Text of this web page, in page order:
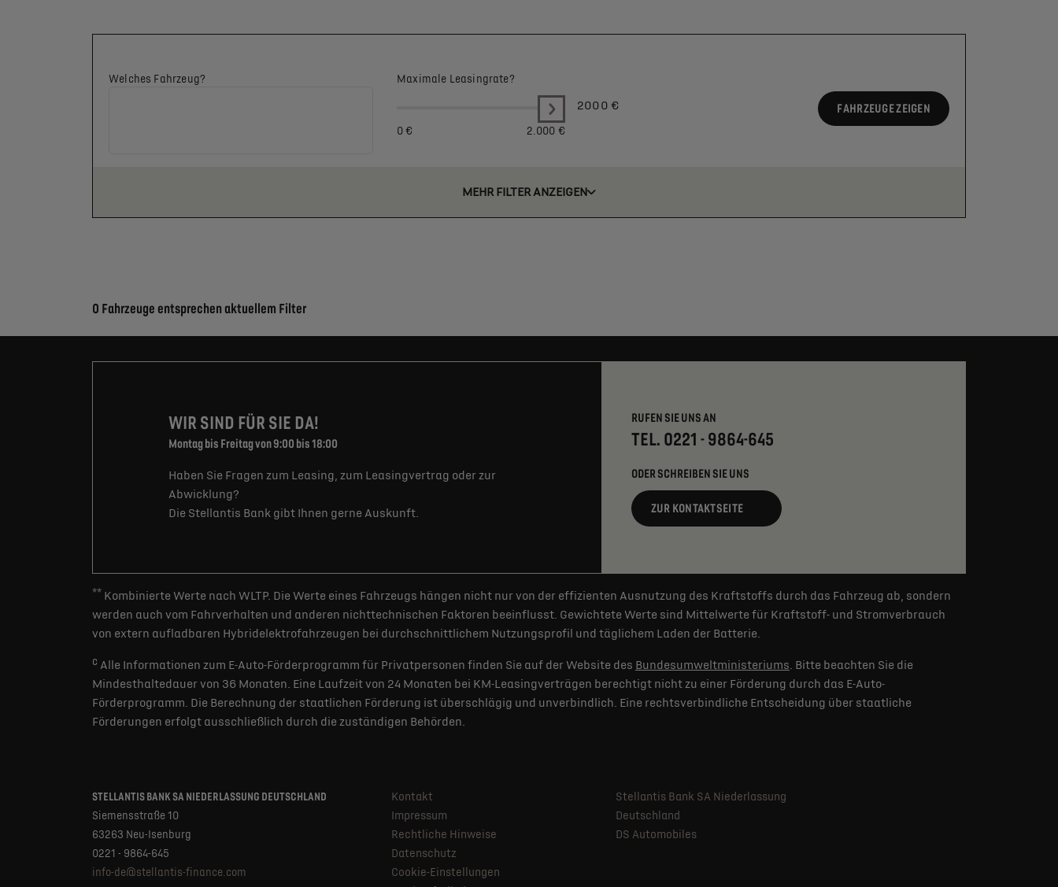
Welches Fahrzeug? Maximale Leasingrate?
0 € 2.000 €
2000 € FAHRZEUGE ZEIGEN
MEHR FILTER ANZEIGEN
Suchergebnisse
0 Fahrzeuge entsprechen aktuellem Filter
WIR SIND FÜR SIE DA!
Montag bis Freitag von 9:00 bis 18:00
Haben Sie Fragen zum Leasing, zum Leasingvertrag oder zur
Abwicklung?
Die Stellantis Bank gibt Ihnen gerne Auskunft.
RUFEN SIE UNS AN
TEL. 0221 - 9864-645
ODER SCHREIBEN SIE UNS
ZUR KONTAKTSEITE
** Kombinierte Werte nach WLTP. Die Werte eines Fahrzeugs hängen nicht nur von der effizienten Ausnutzung des Kraftstoffs durch das Fahrzeug ab, sondern
werden auch vom Fahrverhalten und anderen nichttechnischen Faktoren beeinflusst. Gewichtete Werte sind Mittelwerte für Kraftstoff- und Stromverbrauch
von extern aufladbaren Hybridelektrofahrzeugen bei durchschnittlichem Nutzungsprofil und täglichem Laden der Batterie.
c Alle Informationen zum E-Auto-Förderprogramm für Privatpersonen finden Sie auf der Website des Bundesumweltministeriums. Bitte beachten Sie die
Mindesthaltedauer von 36 Monaten. Eine Laufzeit von 24 Monaten bei KM-Leasingverträgen berechtigt nicht zu einer Förderung durch das E-Auto-
Förderprogramm. Die Berechnung der staatlichen Förderung ist überschlägig und unverbindlich. Eine rechtsverbindliche Entscheidung über staatliche
Förderungen erfolgt ausschließlich durch die zuständigen Behörden.
STELLANTIS BANK SA NIEDERLASSUNG DEUTSCHLAND
Siemensstraße 10
63263 Neu-Isenburg
0221 - 9864-645
info-de@stellantis-finance.com
Kontakt
Impressum
Rechtliche Hinweise
Datenschutz
Cookie-Einstellungen
Stellantis Bank SA Niederlassung
Deutschland
DS Automobiles